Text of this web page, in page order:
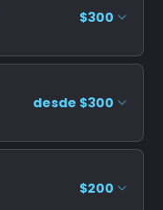
$300
desde $300
$200